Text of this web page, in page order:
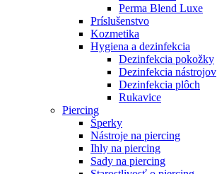
Perma Blend Luxe
Príslušenstvo
Kozmetika
Hygiena a dezinfekcia
Dezinfekcia pokožky
Dezinfekcia nástrojov
Dezinfekcia plôch
Rukavice
Piercing
Šperky
Nástroje na piercing
Ihly na piercing
Sady na piercing